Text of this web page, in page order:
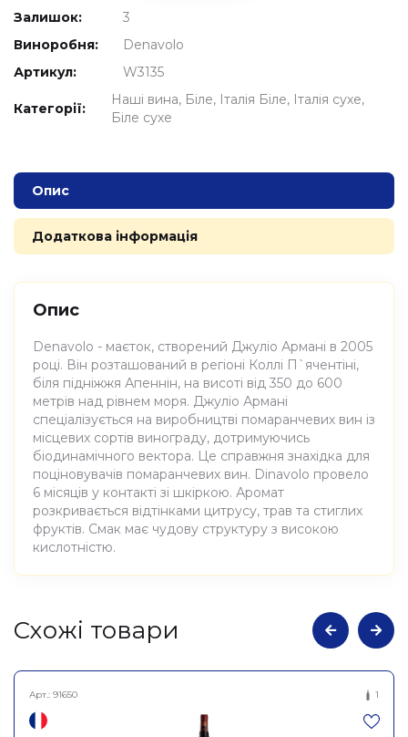
Залишок:
3
Виноробня:
Denavolo
Артикул:
W3135
Категорії:
Наші вина Біле Італія Біле Італія сухе
Біле сухе
Опис
Додаткова інформація
Опис
Denavolo - маєток, створений Джуліо Армані в 2005
році. Він розташований в регіоні Коллі П`ячентіні,
біля підніжжя Апеннін, на висоті від 350 до 600
метрів над рівнем моря. Джуліо Армані
спеціалізується на виробництві помаранчевих вин із
місцевих сортів винограду, дотримуючись
біодинамічного вектора. Це справжня знахідка для
поціновувачів помаранчевих вин. Dinavolo провело
6 місяців у контакті зі шкіркою. Аромат
розкривається відтінками цитрусу, трав та стиглих
фруктів. Смак має чудову структуру з високою
кислотністю.
Атрибути
натуральне сухе біле
Cхожі товари
Арт.: 91650 1